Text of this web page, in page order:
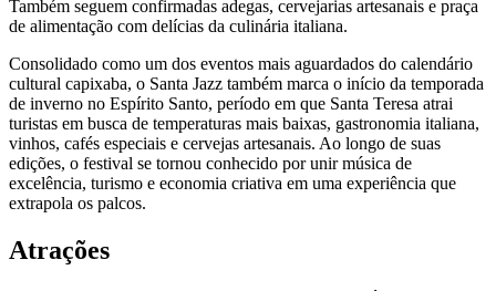
Também seguem confirmadas adegas, cervejarias artesanais e praça
de alimentação com delícias da culinária italiana.
Consolidado como um dos eventos mais aguardados do calendário
cultural capixaba, o Santa Jazz também marca o início da temporada
de inverno no Espírito Santo, período em que Santa Teresa atrai
turistas em busca de temperaturas mais baixas, gastronomia italiana,
vinhos, cafés especiais e cervejas artesanais. Ao longo de suas
edições, o festival se tornou conhecido por unir música de
excelência, turismo e economia criativa em uma experiência que
extrapola os palcos.
Atrações